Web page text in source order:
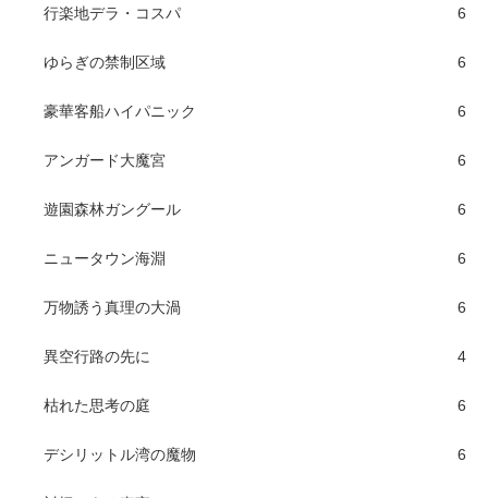
行楽地デラ・コスパ 6
ゆらぎの禁制区域 6
豪華客船ハイパニック 6
アンガード大魔宮 6
遊園森林ガングール 6
ニュータウン海淵 6
万物誘う真理の大渦 6
異空行路の先に 4
枯れた思考の庭 6
デシリットル湾の魔物 6